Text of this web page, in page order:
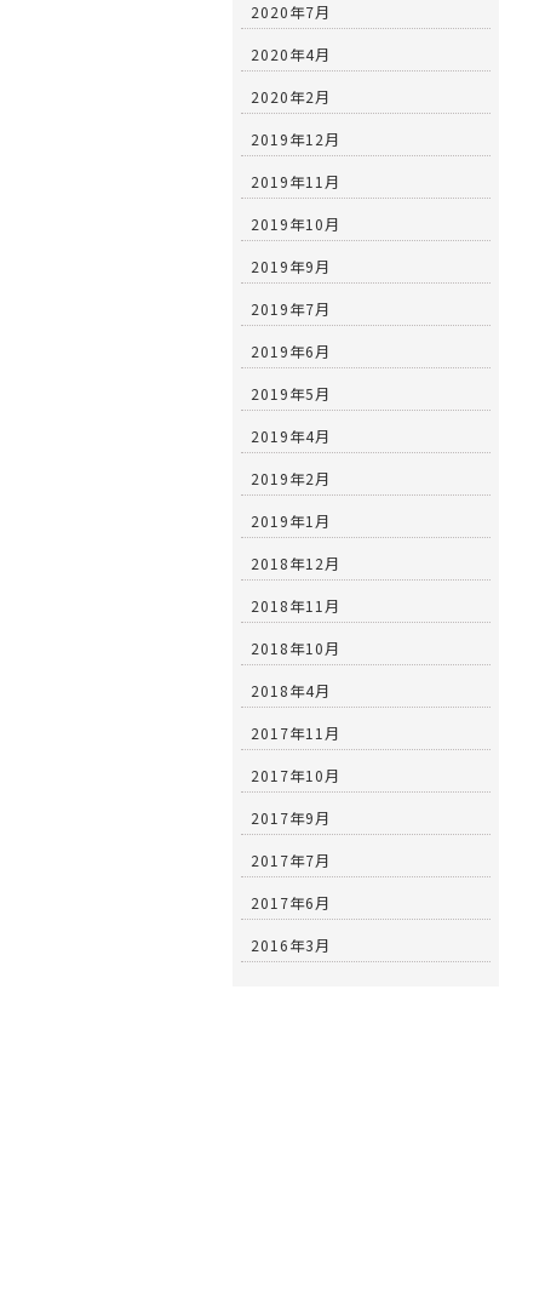
2020年7月
2020年4月
2020年2月
2019年12月
2019年11月
2019年10月
2019年9月
2019年7月
2019年6月
2019年5月
2019年4月
2019年2月
2019年1月
2018年12月
2018年11月
2018年10月
2018年4月
2017年11月
2017年10月
2017年9月
2017年7月
2017年6月
2016年3月